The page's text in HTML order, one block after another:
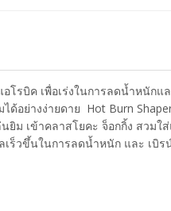
บิค เพื่อเร่งในการลดน้ำหนักแ
ด้อย่างง่ายดาย Hot Burn
ม เข้าคลาสโยคะ จ็อกกิ้ง สวมใ
ร็วขึ้นในการลดน้ำหนัก และ เ